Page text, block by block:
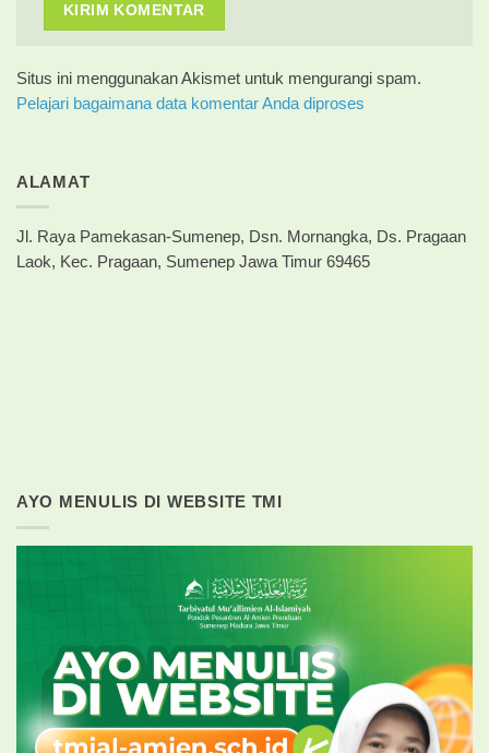
Situs ini menggunakan Akismet untuk mengurangi spam.
Pelajari bagaimana data komentar Anda diproses
ALAMAT
Jl. Raya Pamekasan-Sumenep, Dsn. Mornangka, Ds. Pragaan
Laok, Kec. Pragaan, Sumenep Jawa Timur 69465
AYO MENULIS DI WEBSITE TMI